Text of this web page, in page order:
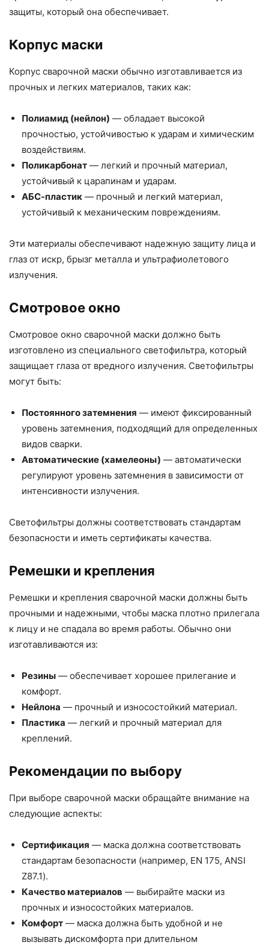
защиты, который она обеспечивает.
Корпус маски
Корпус сварочной маски обычно изготавливается из
прочных и легких материалов, таких как:
Полиамид (нейлон) — обладает высокой
прочностью, устойчивостью к ударам и химическим
воздействиям.
Поликарбонат — легкий и прочный материал,
устойчивый к царапинам и ударам.
АБС-пластик — прочный и легкий материал,
устойчивый к механическим повреждениям.
Эти материалы обеспечивают надежную защиту лица и
глаз от искр, брызг металла и ультрафиолетового
излучения.
Смотровое окно
Смотровое окно сварочной маски должно быть
изготовлено из специального светофильтра, который
защищает глаза от вредного излучения. Светофильтры
могут быть:
Постоянного затемнения — имеют фиксированный
уровень затемнения, подходящий для определенных
видов сварки.
Автоматические (хамелеоны) — автоматически
регулируют уровень затемнения в зависимости от
интенсивности излучения.
Светофильтры должны соответствовать стандартам
безопасности и иметь сертификаты качества.
Ремешки и крепления
Ремешки и крепления сварочной маски должны быть
прочными и надежными, чтобы маска плотно прилегала
к лицу и не спадала во время работы. Обычно они
изготавливаются из:
Резины — обеспечивает хорошее прилегание и
комфорт.
Нейлона — прочный и износостойкий материал.
Пластика — легкий и прочный материал для
креплений.
Рекомендации по выбору
При выборе сварочной маски обращайте внимание на
следующие аспекты:
Сертификация — маска должна соответствовать
стандартам безопасности (например, EN 175, ANSI
Z87.1).
Качество материалов — выбирайте маски из
прочных и износостойких материалов.
Комфорт — маска должна быть удобной и не
вызывать дискомфорта при длительном